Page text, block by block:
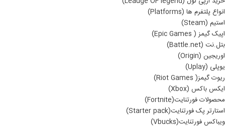
انواع پلتفرم ها (Platforms)
استیم (Steam)
اپیک گیمز ( Epic Games)
بتل.نت (Battle.net)
اوریجین (Origin)
یوپلی (Uplay)
ریوت گیمز( Riot Games)
ایکس باکس (Xbox)
محصولات فورتنایت(Fortnite)
استارتر پک فورتنایت(Starter pack)
ویباکس فورتنایت(Vbucks)